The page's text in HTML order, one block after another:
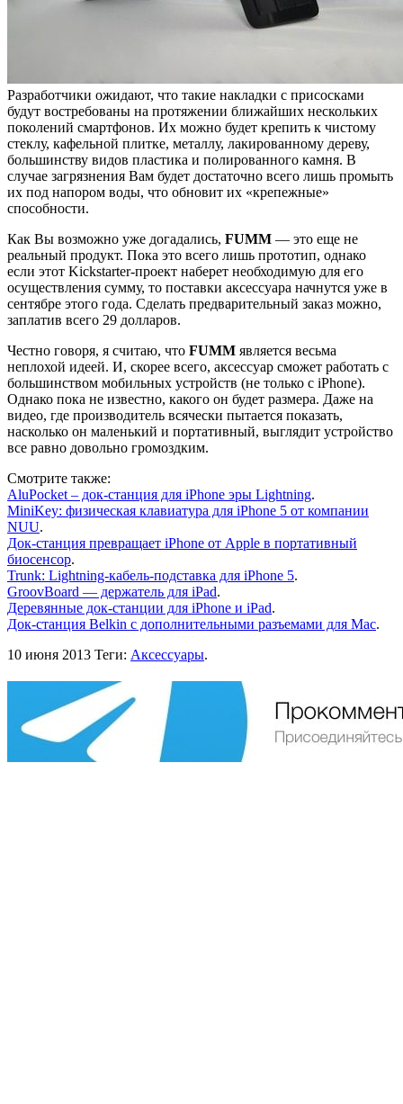
Разработчики ожидают, что такие накладки с присосками
будут востребованы на протяжении ближайших нескольких
поколений смартфонов. Их можно будет крепить к чистому
стеклу, кафельной плитке, металлу, лакированному дереву,
большинству видов пластика и полированного камня. В
случае загрязнения Вам будет достаточно всего лишь промыть
их под напором воды, что обновит их «крепежные»
способности.
Как Вы возможно уже догадались, FUMM — это еще не
реальный продукт. Пока это всего лишь прототип, однако
если этот Kickstarter-проект наберет необходимую для его
осуществления сумму, то поставки аксессуара начнутся уже в
сентябре этого года. Сделать предварительный заказ можно,
заплатив всего 29 долларов.
Честно говоря, я считаю, что FUMM является весьма
неплохой идеей. И, скорее всего, аксессуар сможет работать с
большинством мобильных устройств (не только с iPhone).
Однако пока не известно, какого он будет размера. Даже на
видео, где производитель всячески пытается показать,
насколько он маленький и портативный, выглядит устройство
все равно довольно громоздким.
Смотрите также:
AluPocket – док-станция для iPhone эры Lightning.
MiniKey: физическая клавиатура для iPhone 5 от компании
NUU.
Док-станция превращает iPhone от Apple в портативный
биосенсор.
Trunk: Lightning-кабель-подставка для iPhone 5.
GroovBoard — держатель для iPad.
Деревянные док-станции для iPhone и iPad.
Док-станция Belkin с дополнительными разъемами для Mac.
10 июня 2013 Теги: Аксессуары.